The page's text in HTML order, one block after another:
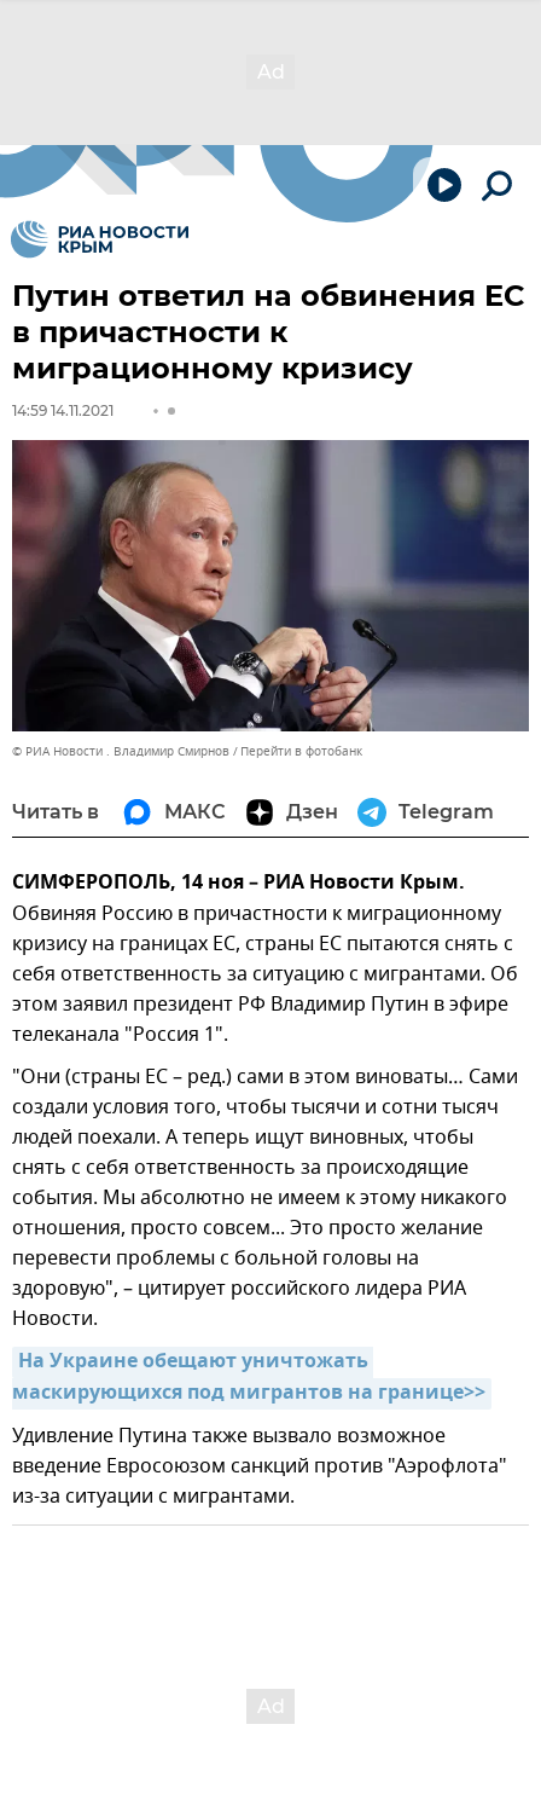
Путин ответил на обвинения ЕС
в причастности к
миграционному кризису
14:59 14.11.2021
© РИА Новости . Владимир Смирнов Перейти в фотобанк
Читать в МАКС Дзен Telegram
СИМФЕРОПОЛЬ, 14 ноя – РИА Новости Крым.
Обвиняя Россию в причастности к миграционному
кризису на границах ЕС, страны ЕС пытаются снять с
себя ответственность за ситуацию с мигрантами. Об
этом заявил президент РФ Владимир Путин в эфире
телеканала "Россия 1".
"Они (страны ЕС – ред.) сами в этом виноваты… Сами
создали условия того, чтобы тысячи и сотни тысяч
людей поехали. А теперь ищут виновных, чтобы
снять с себя ответственность за происходящие
события. Мы абсолютно не имеем к этому никакого
отношения, просто совсем... Это просто желание
перевести проблемы с больной головы на
здоровую", – цитирует российского лидера РИА
Новости.
На Украине обещают уничтожать
маскирующихся под мигрантов на границе>>
Удивление Путина также вызвало возможное
введение Евросоюзом санкций против "Аэрофлота"
из-за ситуации с мигрантами.